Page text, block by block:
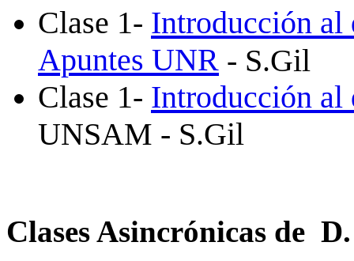
Clase 1- Introducción al
Apuntes UNR - S.Gil
Clase 1- Introducción al
UNSAM - S.Gil
Clases Asincrónicas de